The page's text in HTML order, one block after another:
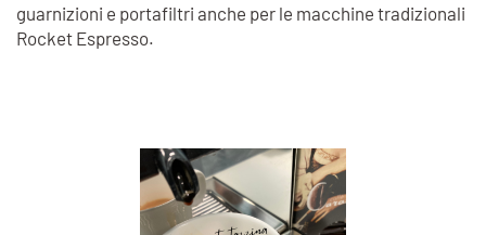
guarnizioni e portafiltri anche per le macchine tradizionali
Rocket Espresso.